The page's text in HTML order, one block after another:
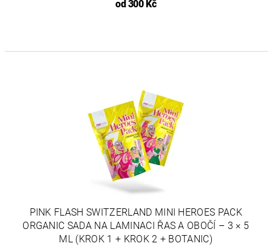
od 300 Kč
PINK FLASH SWITZERLAND MINI HEROES PACK
ORGANIC SADA NA LAMINACI ŘAS A OBOČÍ – 3 × 5
ML (KROK 1 + KROK 2 + BOTANIC)